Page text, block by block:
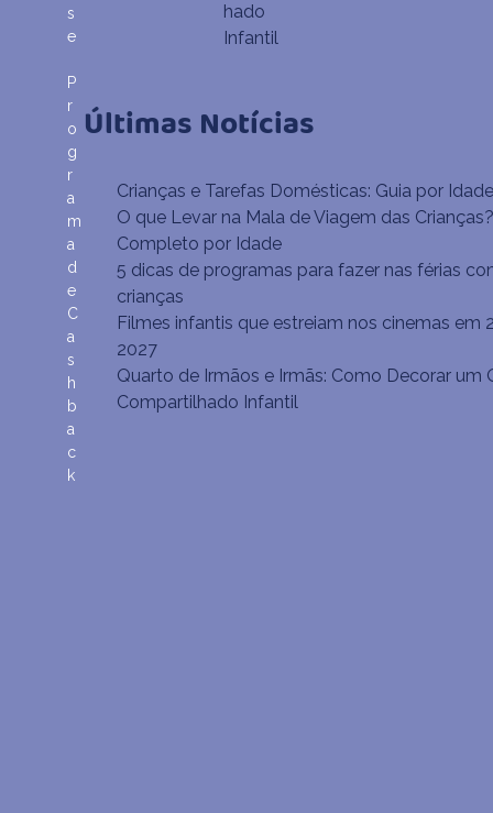
hado
Infantil
Últimas Notícias
Crianças e Tarefas Domésticas: Guia por Idade
O que Levar na Mala de Viagem das
Completo por Idade
5 dicas de programas para fazer nas férias
crianças
Filmes infantis que estreiam nos cinemas em
2027
Quarto de Irmãos e Irmãs: Como Decorar um
Compartilhado Infantil
s
e
P
r
o
g
r
a
m
a
d
e
C
a
s
h
b
a
c
k